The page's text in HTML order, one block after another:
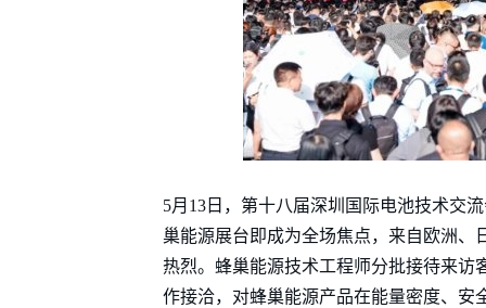
5月13日，第十八届深圳国际电池技术交
巢能源展台即成为全场焦点，来自欧洲
热烈。蜂巢能源技术工程师分批接待来访
作接洽，对蜂巢能源产品在能量密度、安